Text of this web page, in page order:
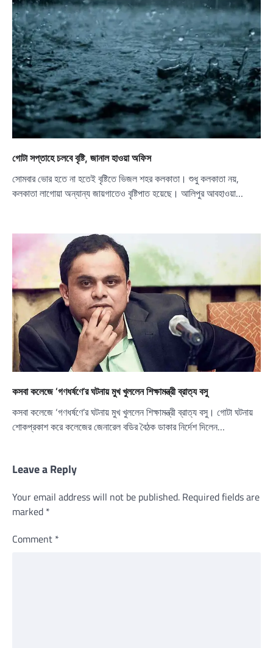
গোটা সপ্তাহে চলবে বৃষ্টি, জানাল হাওয়া অফিস
সোমবার ভোর হতে না হতেই বৃষ্টিতে ভিজল শহর কলকাতা। শুধু কলকাতা নয়,
কলকাতা লাগোয়া অন্যান্য জায়গাতেও বৃষ্টিপাত হয়েছে। আলিপুর আবহাওয়া…
কসবা কলেজে ‘গণধর্ষণে’র ঘটনায় মুখ খুললেন শিক্ষামন্ত্রী ব্রাত্য বসু
কসবা কলেজে ‘গণধর্ষণে’র ঘটনায় মুখ খুললেন শিক্ষামন্ত্রী ব্রাত্য বসু। গোটা ঘটনায়
শোকপ্রকাশ করে কলেজের জেনারেল বডির বৈঠক ডাকার নির্দেশ দিলেন…
Leave a Reply
Your email address will not be published. Required fields are
marked *
Comment *